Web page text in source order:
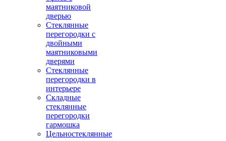
маятниковой
дверью
Стеклянные
перегородки с
двойными
маятниковыми
дверями
Стеклянные
перегородки в
интерьере
Складные
стеклянные
перегородки
гармошка
Цельностеклянные